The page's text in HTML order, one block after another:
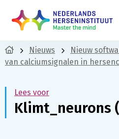
Nieuws
Nieuw
van calciumsignalen in
Lees voor
Klimt_neurons